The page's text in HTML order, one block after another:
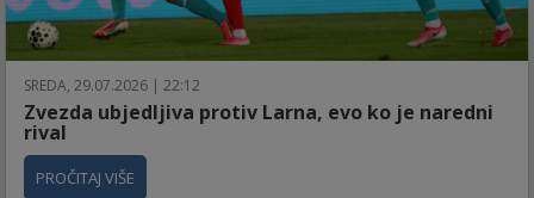
SREDA, 29.07.2026 | 22:12
Zvezda ubjedljiva protiv Larna, evo ko je naredni
rival
PROČITAJ VIŠE